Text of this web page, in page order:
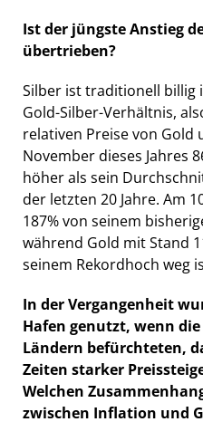
Ist der jüngste Anstieg
übertrieben?
Silber ist traditionell billig
Gold-Silber-Verhältnis,
relativen Preise von Gold
November dieses Jahres
höher als sein
der letzten 20 Jahre. Am
187% von seinem
während Gold mit Stand
seinem Rekordhoch weg
In der Vergangenheit
Hafen genutzt, wenn
Ländern befürchteten,
Zeiten starker
Welchen
zwischen Inflation und